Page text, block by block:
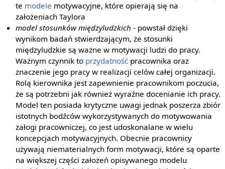
te modele motywacyjne, które opierają się na
założeniach Taylora
model stosunków międzyludzkich - powstał dzięki
wynikom badań stwierdzającym, że stosunki
międzyludzkie są ważne w motywacji ludzi do pracy.
Ważnym czynnik to przydatność pracownika oraz
znaczenie jego pracy w realizacji celów całej organizacji.
Rolą kierownika jest zapewnienie pracownikom poczucia,
że są potrzebni jak również wyraźne docenianie ich pracy.
Model ten posiada krytyczne uwagi jednak poszerza zbiór
istotnych bodźców wykorzystywanych do motywowania
załogi pracowniczej, co jest udoskonalane w wielu
koncepcjach motywacyjnych. Obecnie pracownicy
używają niematerialnych form motywacji, które są oparte
na większej części założeń opisywanego modelu